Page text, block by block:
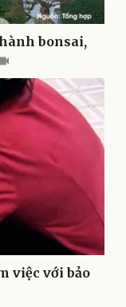
bonsai,
việc với bảo